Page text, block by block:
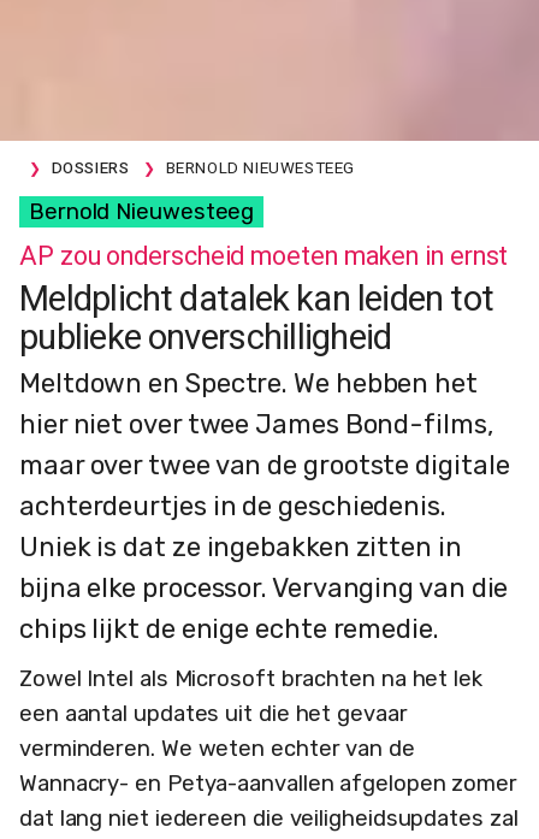
DOSSIERS BERNOLD NIEUWESTEEG
Bernold Nieuwesteeg
AP zou onderscheid moeten maken in ernst
Meldplicht datalek kan leiden tot
publieke onverschilligheid
Meltdown en Spectre. We hebben het
hier niet over twee James Bond-films,
maar over twee van de grootste digitale
achterdeurtjes in de geschiedenis.
Uniek is dat ze ingebakken zitten in
bijna elke processor. Vervanging van die
chips lijkt de enige echte remedie.
Zowel Intel als Microsoft brachten na het lek
een aantal updates uit die het gevaar
verminderen. We weten echter van de
Wannacry- en Petya-aanvallen afgelopen zomer
dat lang niet iedereen die veiligheidsupdates zal